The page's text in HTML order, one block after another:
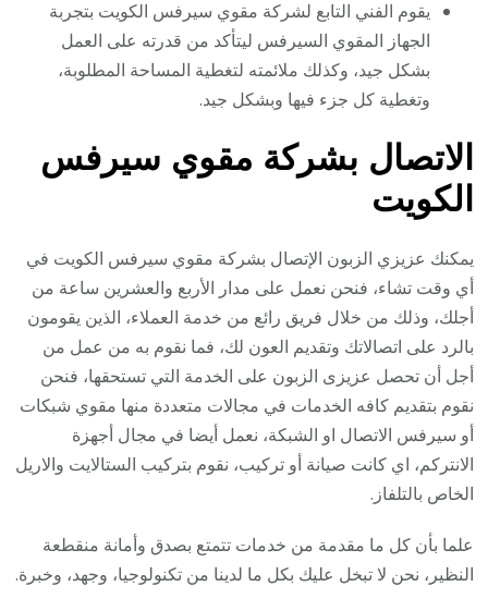
يقوم الفني التابع لشركة مقوي سيرفس الكويت بتجربة
الجهاز المقوي السيرفس ليتأكد من قدرته على العمل
بشكل جيد، وكذلك ملائمته لتغطية المساحة المطلوبة،
وتغطية كل جزء فيها وبشكل جيد.
الاتصال بشركة مقوي سيرفس
الكويت
يمكنك عزيزي الزبون الإتصال بشركة مقوي سيرفس الكويت في
أي وقت تشاء، فنحن نعمل على مدار الأربع والعشرين ساعة من
أجلك، وذلك من خلال فريق رائع من خدمة العملاء، الذين يقومون
بالرد على اتصالاتك وتقديم العون لك، فما نقوم به من عمل من
أجل أن تحصل عزيزى الزبون على الخدمة التي تستحقها، فنحن
نقوم بتقديم كافه الخدمات في مجالات متعددة منها مقوي شبكات
أو سيرفس الاتصال او الشبكة، نعمل أيضا في مجال أجهزة
الانتركم، اي كانت صيانة أو تركيب، نقوم بتركيب الستالايت والاريل
الخاص بالتلفاز.
علما بأن كل ما مقدمة من خدمات تتمتع بصدق وأمانة منقطعة
النظير، نحن لا تبخل عليك بكل ما لدينا من تكنولوجيا، وجهد، وخبرة.